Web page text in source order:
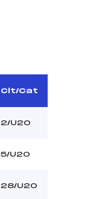
Clt/Cat
2/U20
5/U20
28/U20